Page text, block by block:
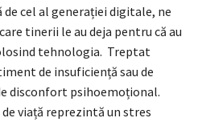
cel al generației digitale, ne
tinerii le au deja pentru că au
tehnologia. Treptat
de insuficiență sau de
disconfort psihoemoțional.
viață reprezintă un stres